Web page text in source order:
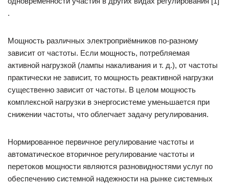
.
Мощность различных электроприёмников по-разному
зависит от частоты. Если мощность, потребляемая
активной нагрузкой (лампы накаливания и т. д.), от частоты
практически не зависит, то мощность реактивной нагрузки
существенно зависит от частоты. В целом мощность
комплексной нагрузки в энергосистеме уменьшается при
снижении частоты, что облегчает задачу регулирования.
Нормированное первичное регулирование частоты и
автоматическое вторичное регулирование частоты и
перетоков мощности являются разновидностями услуг по
обеспечению системной надежности на рынке системных